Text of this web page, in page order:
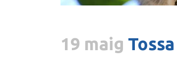
19 maig